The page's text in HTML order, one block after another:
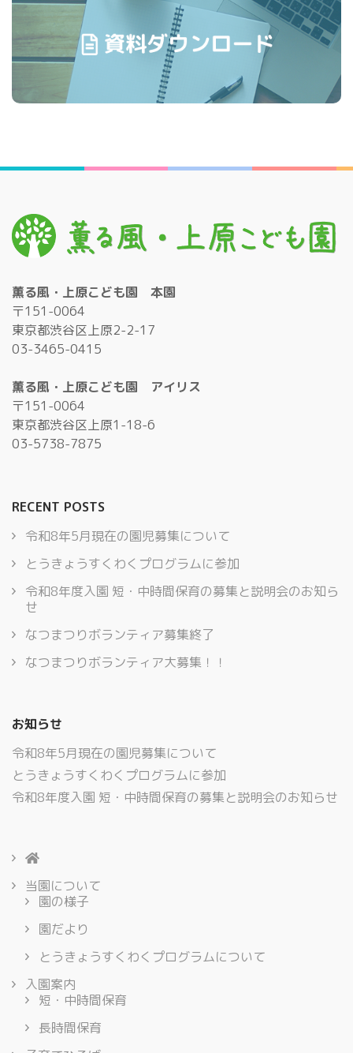
薫る風・上原こども園 本園
〒151-0064
東京都渋谷区上原2-2-17
03-3465-0415
薫る風・上原こども園 アイリス
〒151-0064
東京都渋谷区上原1-18-6
03-5738-7875
RECENT POSTS
令和8年5月現在の園児募集について
とうきょうすくわくプログラムに参加
令和8年度入園 短・中時間保育の募集と説明会のお知ら
せ
なつまつりボランティア募集終了
なつまつりボランティア大募集！！
お知らせ
令和8年5月現在の園児募集について
とうきょうすくわくプログラムに参加
令和8年度入園 短・中時間保育の募集と説明会のお知らせ
当園について
園の様子
園だより
とうきょうすくわくプログラムについて
入園案内
短・中時間保育
長時間保育